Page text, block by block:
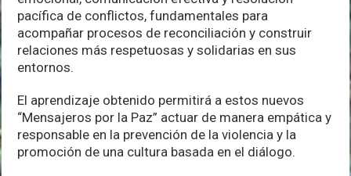
pacífica de conflictos, fundamentales para
acompañar procesos de reconciliación y construir
relaciones más respetuosas y solidarias en sus
entornos.
El aprendizaje obtenido permitirá a estos nuevos
“Mensajeros por la Paz” actuar de manera empática y
responsable en la prevención de la violencia y la
promoción de una cultura basada en el diálogo.